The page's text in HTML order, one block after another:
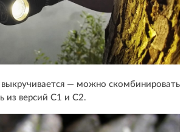
выкручивается — можно скомбинировать
версий C1 и C2.